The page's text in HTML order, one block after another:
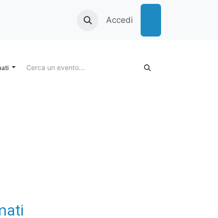
Dove siamoAccedi